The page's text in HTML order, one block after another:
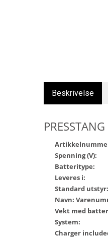
Beskrivelse
Spenning (V):
Batteritype:
Leveres i:
Standard utstyr:
Navn:
Vekt med
System:
Charger